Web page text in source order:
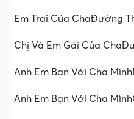
Em Trai Của ChaĐường
Chị Và Em Gái Của
Anh Em Bạn Với Cha
Anh Em Bạn Với Cha